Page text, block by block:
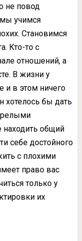
не повод
мы учимся
Становимся
Кто-то с
отношений, а
В жизни у
в этом ничего
хотелось бы дать
находить общий
себе достойного
с плохими
право вас
только у
их